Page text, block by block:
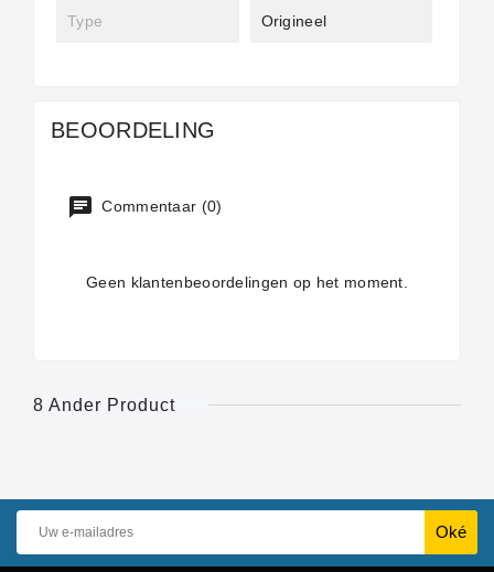
Type Origineel
BEOORDELING
Commentaar (0)
Geen klantenbeoordelingen op het moment.
8 Ander Product